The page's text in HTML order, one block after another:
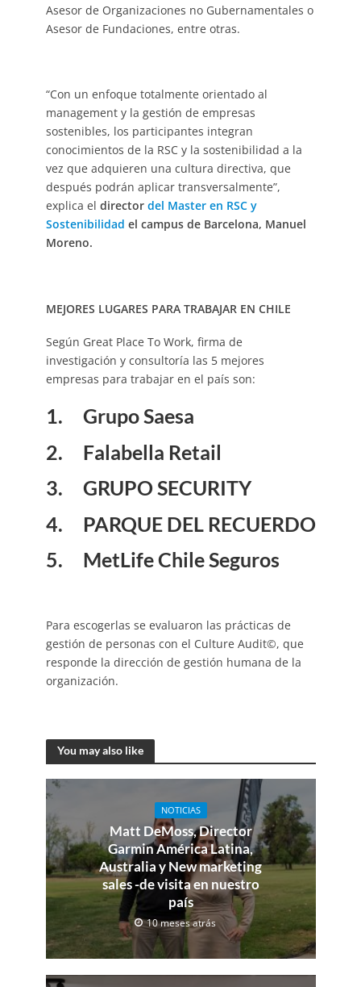
Asesor de Organizaciones no Gubernamentales o
Asesor de Fundaciones, entre otras.
“Con un enfoque totalmente orientado al
management y la gestión de empresas
sostenibles, los participantes integran
conocimientos de la RSC y la sostenibilidad a la
vez que adquieren una cultura directiva, que
después podrán aplicar transversalmente”,
explica el director del Master en RSC y
Sostenibilidad el campus de Barcelona, Manuel
Moreno.
MEJORES LUGARES PARA TRABAJAR EN CHILE
Según Great Place To Work, firma de
investigación y consultoría las 5 mejores
empresas para trabajar en el país son:
1. Grupo Saesa
2. Falabella Retail
3. GRUPO SECURITY
4. PARQUE DEL RECUERDO
5. MetLife Chile Seguros
Para escogerlas se evaluaron las prácticas de
gestión de personas con el Culture Audit©, que
responde la dirección de gestión humana de la
organización.
You may also like
NOTICIAS
Matt DeMoss, Director
Garmin América Latina,
Australia y New marketing
sales -de visita en nuestro
país
10 meses atrás